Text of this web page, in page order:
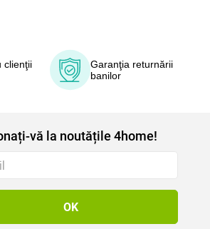
clienţii
Garanţia returnării
banilor
vă la noutățile 4home!